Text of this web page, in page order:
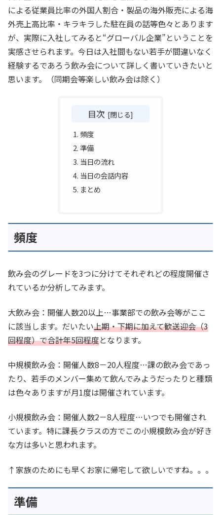
による従業員比率の外国人割合・製品の海外販売による海
外売上高比率・キラキラした駐在員の話等色々とあります
が、実際に入社してみると“グローバル企業”ということを
実感させられます。今日は入社間もない若手が間違いなく
経験するであろう飲み会について詳しく書いていきたいと
思います。（同期会等楽しい飲み会は除く）
目次
頻度
準備
当日の流れ
当日の会話内容
まとめ
頻度
飲み会のグレードを3つに分けてそれぞれどの程度開催さ
れているか分析してみます。
大飲み会：開催人数20以上…事業部での飲み会等がここ
に該当します。だいたい上期・下期に加えて歓送迎会（3
回程度）で合計年5回程度となります。
中規模飲み会：開催人数8－20人程度…課の飲み会であっ
たり、若手のメンバー集めて飲んでみようだったりと種類
は色々ありますが月1度は開催されています。
小規模飲み会：開催人数2－8人程度…いつでも開催され
ています。特に課長クラスの方でこの小規模飲み会が好き
な方は多いと思われます。
↑家族のためにも早くお家に帰宅して欲しいですね。。。
準備